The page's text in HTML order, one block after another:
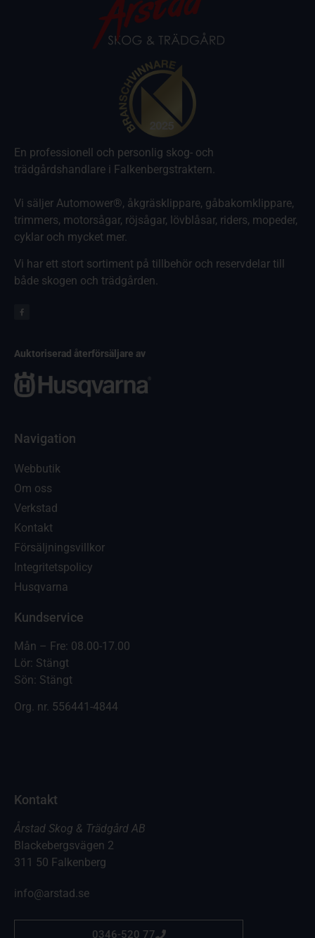
En professionell och personlig skog- och
trädgårdshandlare i Falkenbergstraktern.
Vi säljer Automower®, åkgräsklippare, gåbakomklippare,
trimmers, motorsågar, röjsågar, lövblåsar, riders, mopeder,
cyklar och mycket mer.
Vi har ett stort sortiment på tillbehör och reservdelar till
både skogen och trädgården.
Auktoriserad återförsäljare av
Navigation
Webbutik
Om oss
Verkstad
Kontakt
Försäljningsvillkor
Integritetspolicy
Husqvarna
Kundservice
Mån – Fre: 08.00-17.00
Lör: Stängt
Sön: Stängt
Org. nr. 556441-4844
Kontakt
Årstad Skog & Trädgård AB
Blackebergsvägen 2
311 50 Falkenberg
info@arstad.se
0346-520 77